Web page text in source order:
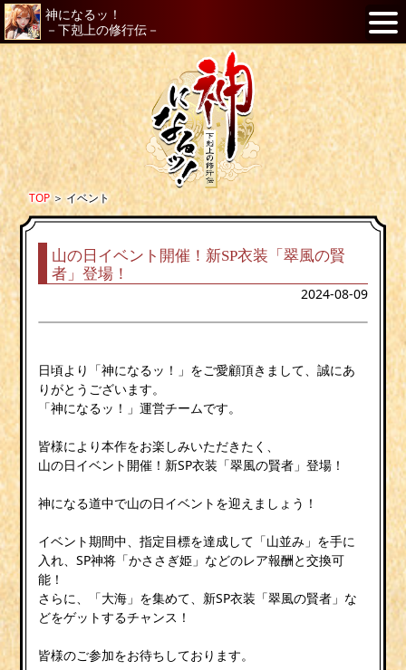
神になるッ！
－下剋上の修行伝－
TOP＞イベント
山の日イベント開催！新SP衣装「翠風の賢
者」登場！
2024-08-09
日頃より「神になるッ！」をご愛顧頂きまして、誠にあ
りがとうございます。
「神になるッ！」運営チームです。
皆様により本作をお楽しみいただきたく、
山の日イベント開催！新SP衣装「翠風の賢者」登場！
神になる道中で山の日イベントを迎えましょう！
イベント期間中、指定目標を達成して「山並み」を手に
入れ、SP神将「かささぎ姫」などのレア報酬と交換可
能！
さらに、「大海」を集めて、新SP衣装「翠風の賢者」な
どをゲットするチャンス！
皆様のご参加をお待ちしております。